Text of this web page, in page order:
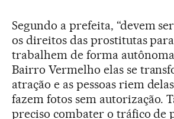
Segundo a prefeita, “devem
os direitos das prostitutas
trabalhem de forma
Bairro Vermelho elas se
atração e as pessoas riem
fazem fotos sem autorização.
preciso combater o tráfico de